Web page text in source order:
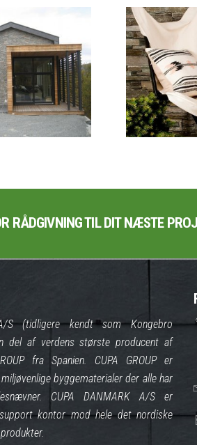
RÅDGIVNING TIL DIT NÆSTE
S (tidligere kendt som Kongebro
del af verdens største producent af
fra Spanien. CUPA GROUP er
byggematerialer der alle har
CUPA DANMARK A/S er
kontor mod hele det nordiske